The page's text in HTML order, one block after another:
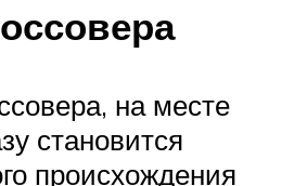
на месте
становится
происхождения